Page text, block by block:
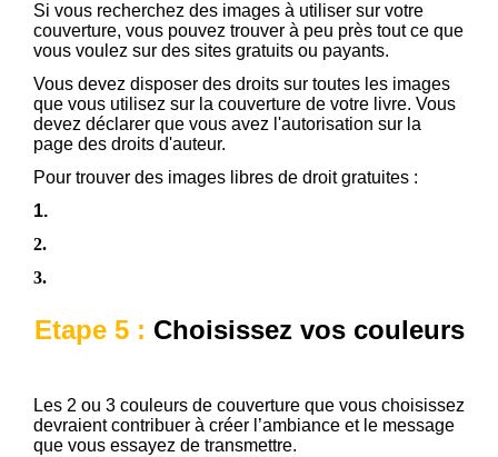
Si vous recherchez des images à utiliser sur votre
couverture, vous pouvez trouver à peu près tout ce que
vous voulez sur des sites gratuits ou payants.
Vous devez disposer des droits sur toutes les images
que vous utilisez sur la couverture de votre livre. Vous
devez déclarer que vous avez l'autorisation sur la
page des droits d'auteur.
Pour trouver des images libres de droit gratuites :
1.
2.
3.
Etape 5 : Choisissez vos couleurs
Les 2 ou 3 couleurs de couverture que vous choisissez
devraient contribuer à créer l’ambiance et le message
que vous essayez de transmettre.